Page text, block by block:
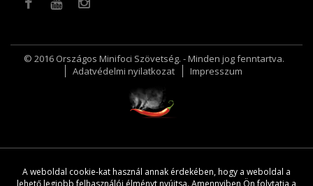
© 2016 Országos Minifoci Szövetség. - Minden jog fenntartva.
Adatvédelmi nyilatkozat
Impresszum
A weboldal cookie-kat használ annak érdekében, hogy a weboldal a